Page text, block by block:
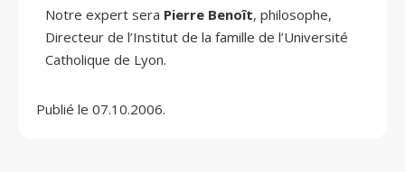
Notre expert sera Pierre Benoît, philosophe,
Directeur de l’Institut de la famille de l’Université
Catholique de Lyon.
Publié le 07.10.2006.